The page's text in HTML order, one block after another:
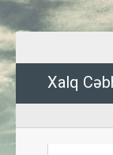
Xalq